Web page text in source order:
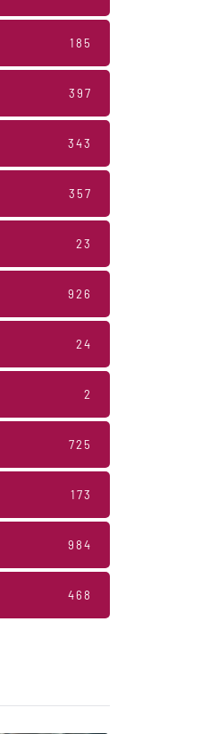
185
397
343
357
23
926
24
2
725
173
984
468